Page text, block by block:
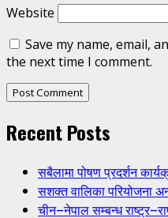
Website
Save my name, email,
the next time I comment.
Recent Posts
सबैलामा पोषण प्रदर्शन
सशक्त वालिका परियोजना
चीन–नेपाल सम्बन्ध